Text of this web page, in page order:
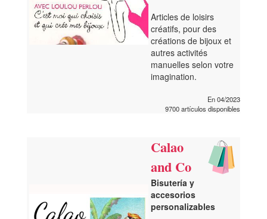
Articles de loisirs
créatifs, pour des
créations de bijoux et
autres activités
manuelles selon votre
imagination.
En 04/2023
9700 artículos disponibles
Calao
and Co
Bisutería y
accesorios
personalizables